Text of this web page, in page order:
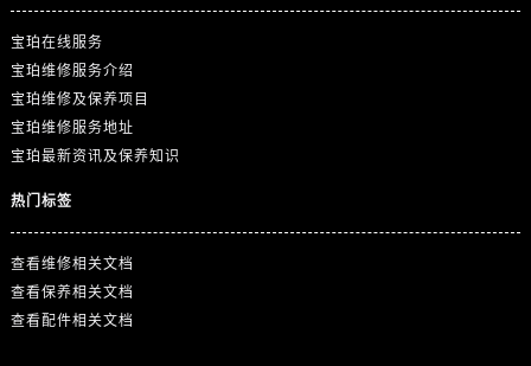
浙江省丽水市莲都区解放街宝珀售后服务中心（需提前预约）
宝珀在线服务
宝珀维修服务介绍
宝珀维修及保养项目
宝珀维修服务地址
宝珀最新资讯及保养知识
热门标签
查看维修相关文档
查看保养相关文档
查看配件相关文档